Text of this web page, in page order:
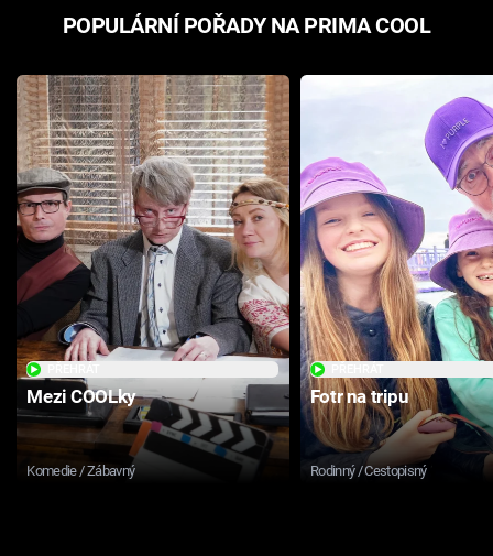
POPULÁRNÍ POŘADY NA PRIMA COOL
Mezi COOLky
Komedie / Zábavný
Fotr na tripu
Rodinný / Cestopisný